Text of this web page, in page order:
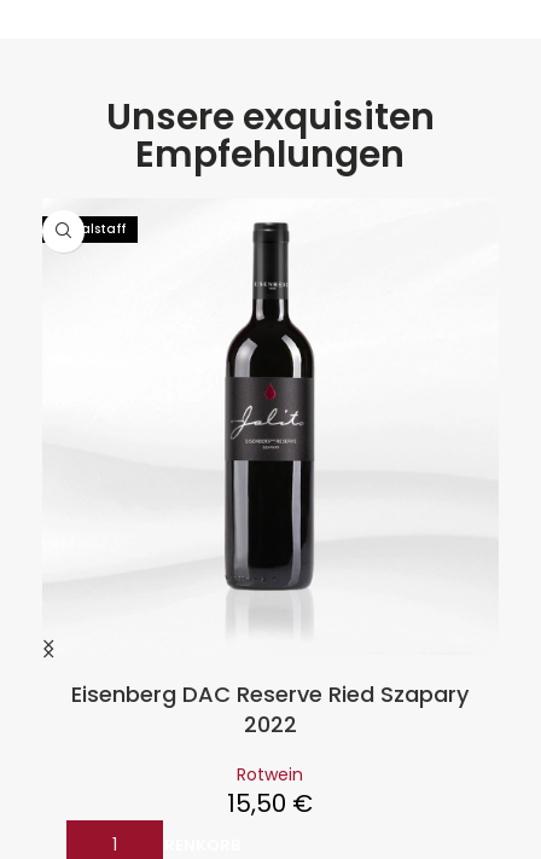
Unsere exquisiten
Empfehlungen
92 Falstaff
Eisenberg DAC Reserve Ried Szapary
2022
Rotwein
15,50 €
IN DEN WARENKORB